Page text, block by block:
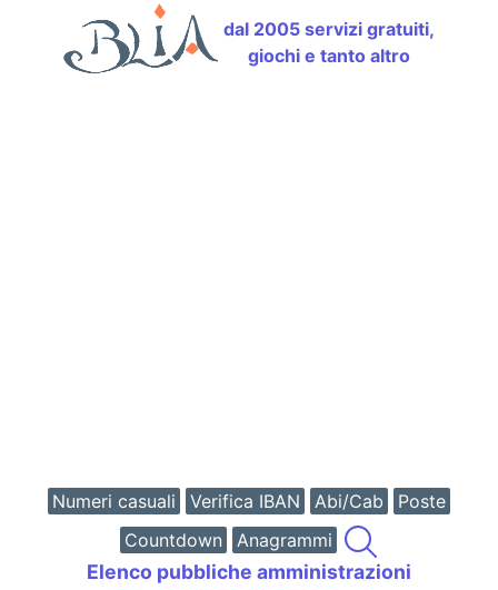
dal 2005 servizi gratuiti,
giochi e tanto altro
Numeri casuali Verifica IBAN Abi/Cab
Poste
Countdown
Anagrammi
Elenco pubbliche amministrazioni